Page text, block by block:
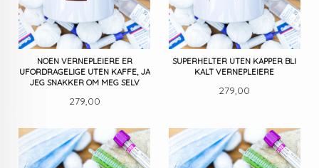
NOEN VERNEPLEIERE ER
UFORDRAGELIGE UTEN KAFFE, JA
JEG SNAKKER OM MEG SELV
Pris
279,00
SUPERHELTER UTEN KAPPER BLI
KALT VERNEPLEIERE
Pris
279,00